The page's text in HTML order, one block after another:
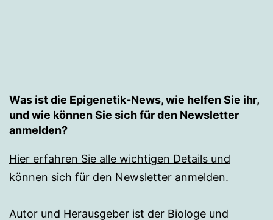
Was ist die Epigenetik-News, wie helfen Sie ihr,
und wie können Sie sich für den Newsletter
anmelden?
Hier erfahren Sie alle wichtigen Details und
können sich für den Newsletter anmelden.
Autor und Herausgeber ist der Biologe und